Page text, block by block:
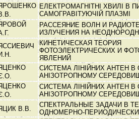
ЕЛЕКТРОМАГНІТНІ ХВИЛІ В
САМОГРАВІТУЮЧІЙ ПЛАЗМІ
РАССЕЯНИЕ ВОЛН И
ИЗЛУЧЕНИЯ НА
КИНЕТИЧЕСКАЯ ТЕОРИЯ
ФОТОЭЛЕКТРИЧЕСКИХ И
ЯВЛЕНИЙ
СИСТЕМА ЛІНІЙНИХ АНТЕН
АНІЗОТРОПНОМУ
СИСТЕМА ЛІНІЙНИХ АНТЕН
АНІЗОТРОПНОМУ
В.В.
СПЕКТРАЛЬНЫЕ ЗАДАЧИ В
ОДНОМЕРНО-